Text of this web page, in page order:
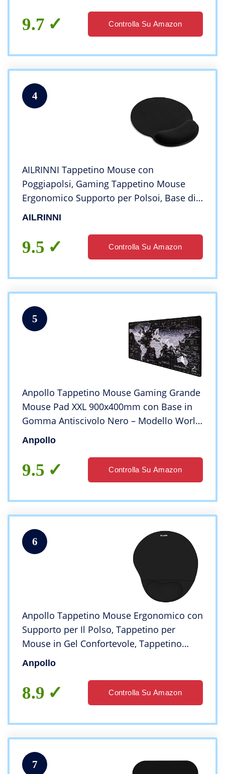
9.7 Controlla Su Amazon
4
AILRINNI Tappetino Mouse con
Poggiapolsi, Gaming Tappetino Mouse
Ergonomico Supporto per Polsoi, Base di
Gomma Mouse Pad per Computer,
AILRINNI
9.5 Controlla Su Amazon
5
Anpollo Tappetino Mouse Gaming Grande
Mouse Pad XXL 900x400mm con Base in
Gomma Antiscivolo Nero – Modello World
Map
Anpollo
9.5 Controlla Su Amazon
6
Anpollo Tappetino Mouse Ergonomico con
Supporto per Il Polso, Tappetino per
Mouse in Gel Confortevole, Tappetino
Mouse Gaming Resistente – Nero
Anpollo
8.9 Controlla Su Amazon
7